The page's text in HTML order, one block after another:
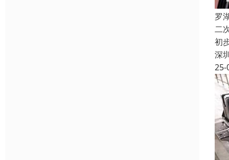
罗
二
初
深
25-